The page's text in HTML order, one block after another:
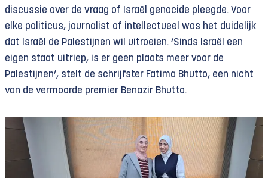
discussie over de vraag of Israël genocide pleegde. Voor
elke politicus, journalist of intellectueel was het duidelijk
dat Israël de Palestijnen wil uitroeien. ‘Sinds Israël een
eigen staat uitriep, is er geen plaats meer voor de
Palestijnen’, stelt de schrijfster Fatima Bhutto, een nicht
van de vermoorde premier Benazir Bhutto.